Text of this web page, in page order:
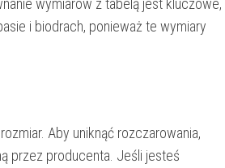
wymiarów z tabelą jest kluczowe,
i biodrach, ponieważ te wymiary
Aby uniknąć rozczarowania,
przez producenta. Jeśli jesteś